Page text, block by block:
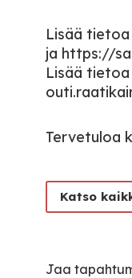
Lisää
ja https://
Lisää tietoa
Tervetuloa
Katso
Jaa